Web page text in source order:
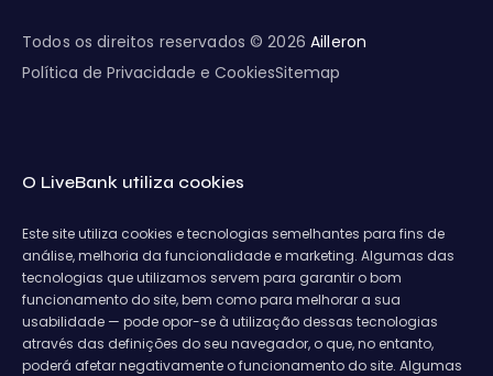
Todos os direitos reservados © 2026Ailleron
Política de Privacidade e CookiesSitemap
O LiveBank utiliza cookies
Este site utiliza cookies e tecnologias semelhantes para fins de
análise, melhoria da funcionalidade e marketing. Algumas das
tecnologias que utilizamos servem para garantir o bom
funcionamento do site, bem como para melhorar a sua
usabilidade — pode opor-se à utilização dessas tecnologias
através das definições do seu navegador, o que, no entanto,
poderá afetar negativamente o funcionamento do site. Algumas